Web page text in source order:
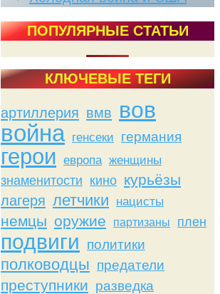
ПОПУЛЯРНЫЕ СТАТЬИ
КЛЮЧЕВЫЕ ТЕГИ
артиллерия вмв вов
война генсеки германия
герои европа женщины
знаменитости кино курьёзы
лагеря летчики нацисты
немцы оружие партизаны плен
подвиги политики
полководцы предатели
преступники разведка